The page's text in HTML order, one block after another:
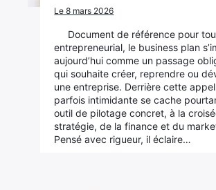
Le 8 mars 2026
Document de référence pour
entrepreneurial, le business plan
aujourd’hui comme un passage
qui souhaite créer, reprendre ou
une entreprise. Derrière cette
parfois intimidante se cache
outil de pilotage concret, à la
stratégie, de la finance et du
Pensé avec rigueur, il éclaire…